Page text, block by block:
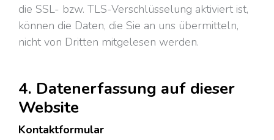
die SSL- bzw. TLS-Verschlüsselung aktiviert ist,
können die Daten, die Sie an uns übermitteln,
nicht von Dritten mitgelesen werden.
4. Datenerfassung auf dieser
Website
Kontaktformular